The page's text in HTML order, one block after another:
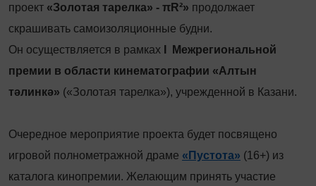
проект «Золотая тарелка» - πR²» продолжает
скрашивать самоизоляционные будни.
Он осуществляется в рамках
I Межрегиональной
премии в области кинематографии «Алтын
тәлинкә» («Золотая тарелка»), учрежденной в Казани.
Очередное мероприятие проекта будет посвящено
игровой полнометражной драме «Пустота» (16+) из
каталога кинопремии. Желающим принять участие